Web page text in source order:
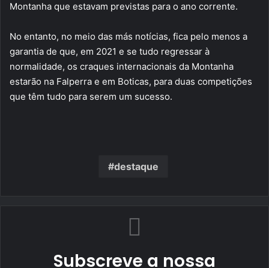
Montanha que estavam previstas para o ano corrente.
No entanto, no meio das más notícias, fica pelo menos a
garantia de que, em 2021 e se tudo regressar à
normalidade, os craques internacionais da Montanha
estarão na Falperra e em Boticas, para duas competições
que têm tudo para serem um sucesso.
destaque
Subscreve a nossa